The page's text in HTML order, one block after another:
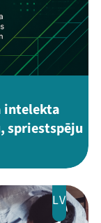
intelekta
spriestspēju
LV